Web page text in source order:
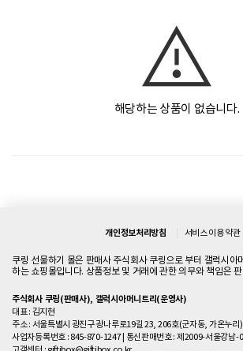
해당하는 상품이 없습니다.
개인정보처리방침 서비스 이용 약관
쿠링 선물하기 몰은 판매사 주식회사 쿠링으로 부터 갤럭시아
하는 쇼핑몰입니다. 상품정보 및 거래에 관한 의무와 책임은
주식회사 쿠링(판매사), 갤럭시아머니트리(운영사)
대표 : 김지현
주소 : 서울특별시 광진구 광나루로19길 23, 206호(군자동, 가온누리)
사업자등록번호 : 845-870-1247| 통신판매번호 : 제2009-서울강남-